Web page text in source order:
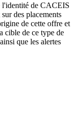
l'identité de CACEIS
des placements
de cette offre et
cible de ce type de
que les alertes